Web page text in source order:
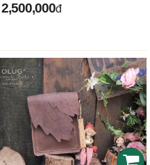
2,500,000đ